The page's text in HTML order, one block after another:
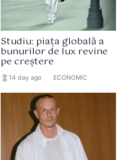
Studiu: piața globală a
bunurilor de lux revine
pe creștere
hourglass_full 14 day ago ECONOMIC